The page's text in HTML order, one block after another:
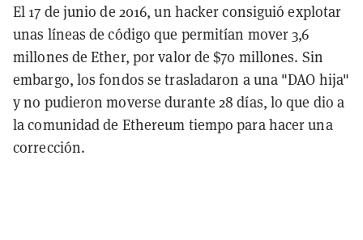
El 17 de junio de 2016, un hacker consiguió explotar
unas líneas de código que permitían mover 3,6
millones de Ether, por valor de $70 millones. Sin
embargo, los fondos se trasladaron a una "DAO hija"
y no pudieron moverse durante 28 días, lo que dio a
la comunidad de Ethereum tiempo para hacer una
corrección.